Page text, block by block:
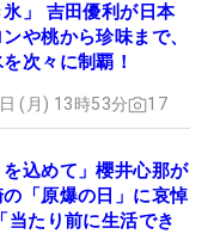
氷」 吉田優利が日本
や桃から珍味まで、
次々に制覇！
(月) 13時53分 17
を込めて」櫻井心那が
「原爆の日」に哀悼
当たり前に生活でき